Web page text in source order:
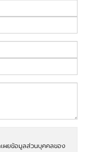
เผยข้อมูลส่วนบุคคลของ